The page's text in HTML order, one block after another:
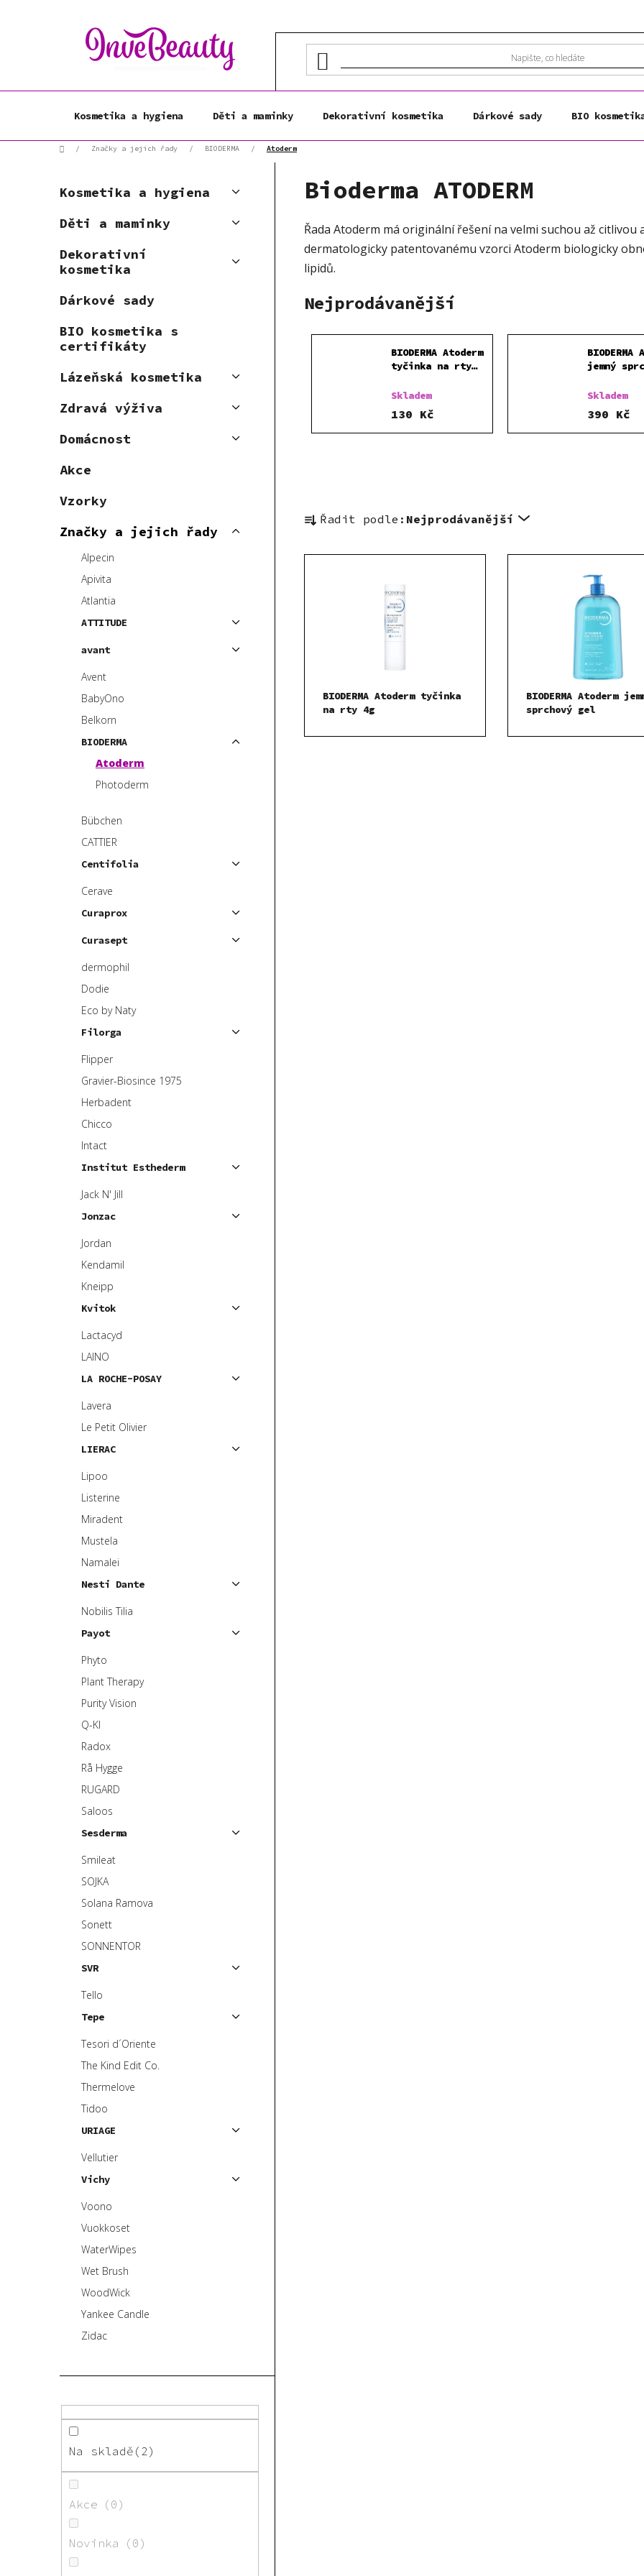
Kosmetika a hygiena Děti a maminky Dekorativní kosmetika Dárkové sady BIO
Domů/ Značky a jejich řady / BIODERMA / Atoderm
o
t
r
a
n
p
a
n
l
Přeskočit
kategorie
K
a
t
e
g
o
r
i
e
Kosmetika a hygiena
Děti a maminky
Dekorativní
kosmetika
Dárkové sady
BIO kosmetika s
certifikáty
Lázeňská kosmetika
Zdravá výživa
Domácnost
Akce
Vzorky
Značky a jejich řady
Alpecin
Apivita
Atlantia
ATTITUDE
avant
Avent
BabyOno
Belkorn
BIODERMA
Atoderm
Photoderm
Bübchen
CATTIER
Centifolia
Cerave
Curaprox
Curasept
dermophil
Dodie
Eco by Naty
Filorga
Flipper
Gravier-Biosince 1975
Herbadent
Chicco
Intact
Institut Esthederm
Jack N' Jill
Jonzac
Jordan
Kendamil
Kneipp
Kvitok
Lactacyd
LAINO
LA ROCHE-POSAY
Lavera
Le Petit Olivier
LIERAC
Lipoo
Listerine
Miradent
Mustela
Namalei
Nesti Dante
Nobilis Tilia
Payot
Phyto
Plant Therapy
Purity Vision
Q-KI
Radox
Rå Hygge
RUGARD
Saloos
Sesderma
Smileat
SOJKA
Solana Ramova
Sonett
SONNENTOR
SVR
Tello
Tepe
Tesori d´Oriente
The Kind Edit Co.
Thermelove
Tidoo
URIAGE
Vellutier
Vichy
Voono
Vuokkoset
WaterWipes
Wet Brush
WoodWick
Yankee Candle
Zidac
Na skladě 2
Akce 0
Novinka 0
Bioderma ATODERM
Řada Atoderm má originální řešení na velmi suchou až
dermatologicky patentovanému vzorci Atoderm biologicky
lipidů.
Nejprodávanější
BIODERMA Atoderm
tyčinka na rty
Skladem
130 Kč
BIODERMA
jemný
Skladem
390 Kč
a
t
Řadit podle: Nejprodávanější
V
u
BIODERMA Atoderm tyčinka
na rty 4g
BIODERMA Atoderm
sprchový gel